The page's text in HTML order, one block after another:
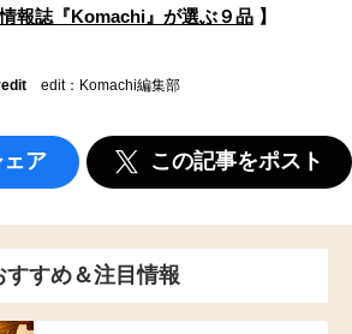
報誌『Komachi』が選ぶ９品】
edit：Komachi編集部
ア この記事をポスト
すすめ＆注目情報